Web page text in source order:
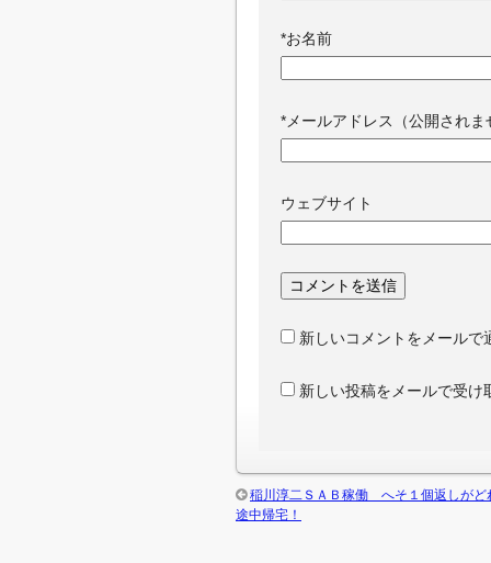
*お名前
* メールアドレス（公開されま
ウェブサイト
新しいコメントをメールで
新しい投稿をメールで受け
稲川淳二ＳＡＢ稼働 へそ１個返しがど
途中帰宅！